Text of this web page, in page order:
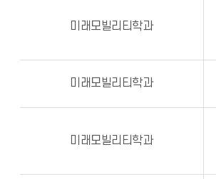
미래모빌리티학과
미래모빌리티학과
미래모빌리티학과